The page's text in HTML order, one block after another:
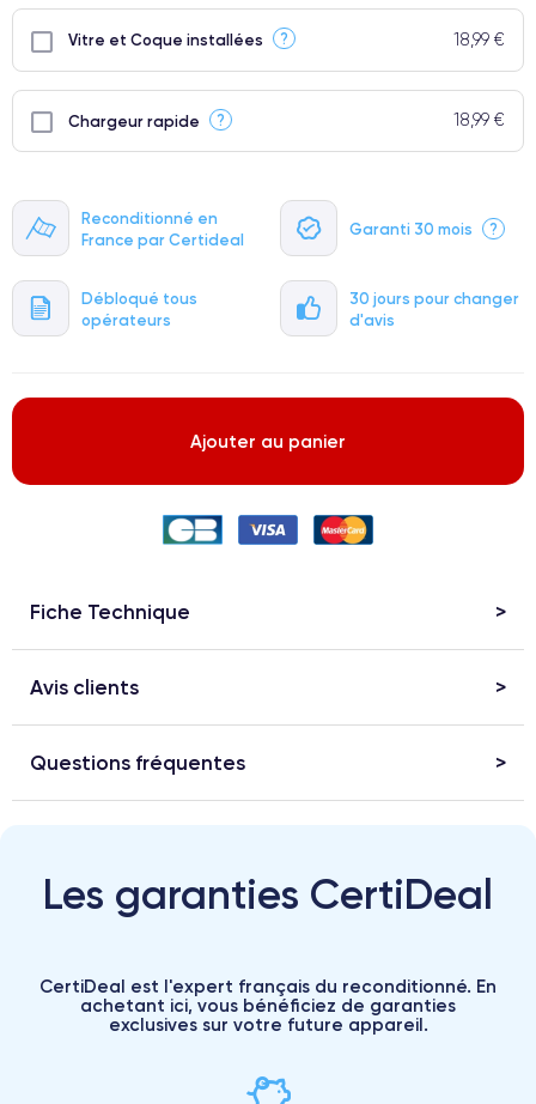
Reconditionné en
France par Certideal
Garanti 30 mois ?
Débloqué tous
opérateurs
30 jours pour changer
d'avis
Vitre et Coque installées ? 18,99 €
Chargeur rapide ? 18,99 €
Ajouter au panier
Fiche Technique
Avis clients
Questions fréquentes
Les garanties CertiDeal
CertiDeal est l'expert français du reconditionné. En
achetant ici, vous bénéficiez de garanties
exclusives sur votre future appareil.